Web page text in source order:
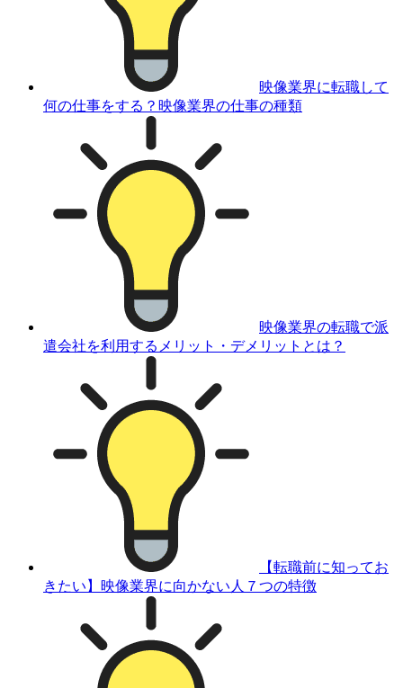
映像業界に転職して
何の仕事をする？映像業界の仕事の種類
映像業界の転職で派
遣会社を利用するメリット・デメリットとは？
【転職前に知ってお
きたい】映像業界に向かない人７つの特徴